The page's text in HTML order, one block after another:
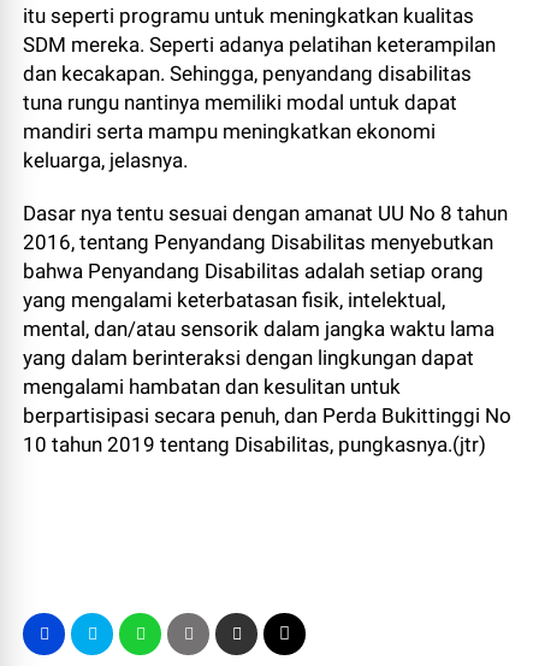
itu seperti programu untuk meningkatkan kualitas
SDM mereka. Seperti adanya pelatihan keterampilan
dan kecakapan. Sehingga, penyandang disabilitas
tuna rungu nantinya memiliki modal untuk dapat
mandiri serta mampu meningkatkan ekonomi
keluarga, jelasnya.
Dasar nya tentu sesuai dengan amanat UU No 8 tahun
2016, tentang Penyandang Disabilitas menyebutkan
bahwa Penyandang Disabilitas adalah setiap orang
yang mengalami keterbatasan fisik, intelektual,
mental, dan/atau sensorik dalam jangka waktu lama
yang dalam berinteraksi dengan lingkungan dapat
mengalami hambatan dan kesulitan untuk
berpartisipasi secara penuh, dan Perda Bukittinggi No
10 tahun 2019 tentang Disabilitas, pungkasnya.(jtr)